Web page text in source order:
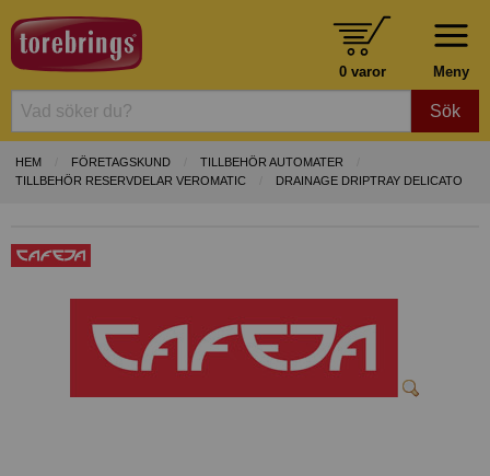
Meny
0 varor
Sök
HEM FÖRETAGSKUND
TILLBEHÖR AUTOMATER
TILLBEHÖR RESERVDELAR VEROMATIC
DRAINAGE DRIPTRAY DELICATO